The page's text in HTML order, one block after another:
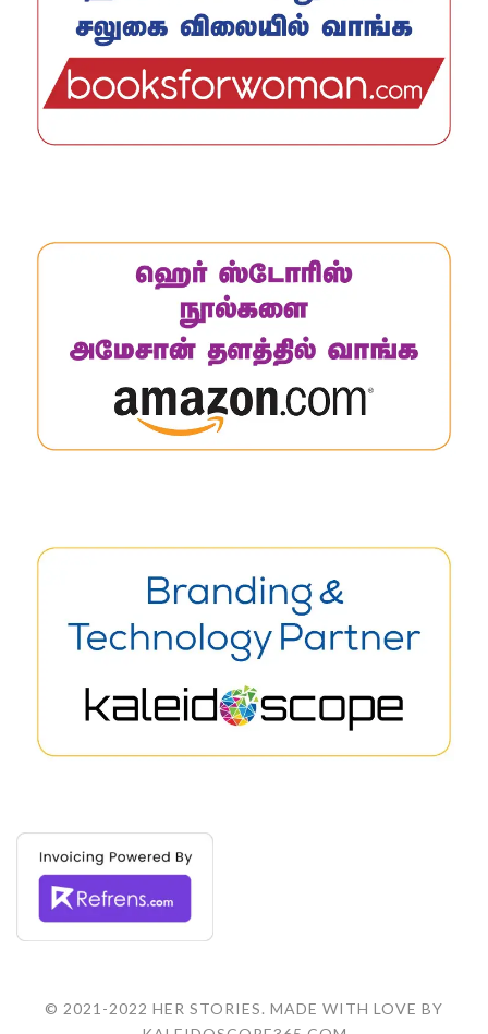
© 2021-2022 HER STORIES. MADE WITH LOVE BY